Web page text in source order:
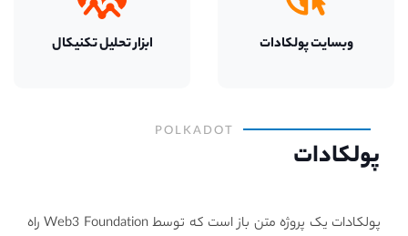
وبسایتپولکادات ابزار تحلیل تکنیکال
POLKADOT
پولکادات
پولکادات یک پروژه متن باز است که توسط Web3 Foundation راه